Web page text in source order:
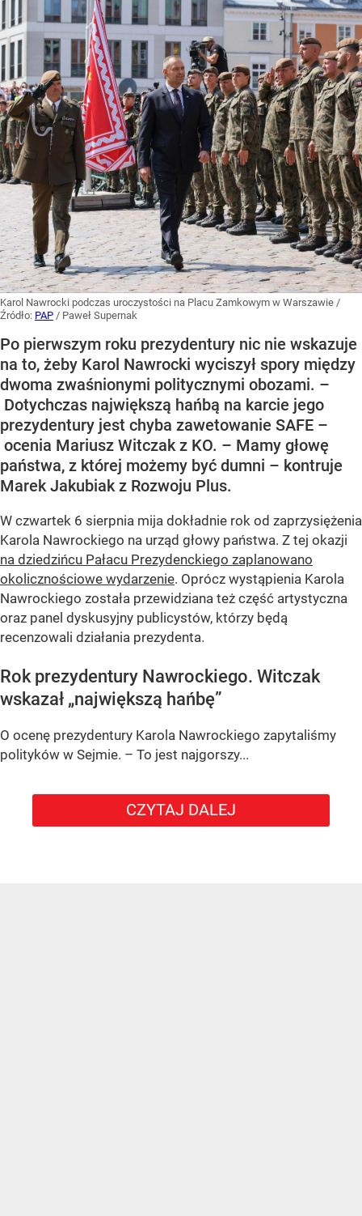
Karol Nawrocki podczas uroczystości na Placu Zamkowym w Warszawie /
Źródło: PAP / Paweł Supernak
Po pierwszym roku prezydentury nic nie wskazuje
na to, żeby Karol Nawrocki wyciszył spory między
dwoma zwaśnionymi politycznymi obozami. –
Dotychczas największą hańbą na karcie jego
prezydentury jest chyba zawetowanie SAFE –
ocenia Mariusz Witczak z KO. – Mamy głowę
państwa, z której możemy być dumni – kontruje
Marek Jakubiak z Rozwoju Plus.
W czwartek 6 sierpnia mija dokładnie rok od zaprzysiężenia
Karola Nawrockiego na urząd głowy państwa. Z tej okazji
na dziedzińcu Pałacu Prezydenckiego zaplanowano
okolicznościowe wydarzenie. Oprócz wystąpienia Karola
Nawrockiego została przewidziana też część artystyczna
oraz panel dyskusyjny publicystów, którzy będą
recenzowali działania prezydenta.
Rok prezydentury Nawrockiego. Witczak
wskazał „największą hańbę”
O ocenę prezydentury Karola Nawrockiego zapytaliśmy
polityków w Sejmie. – To jest najgorszy...
CZYTAJ DALEJ